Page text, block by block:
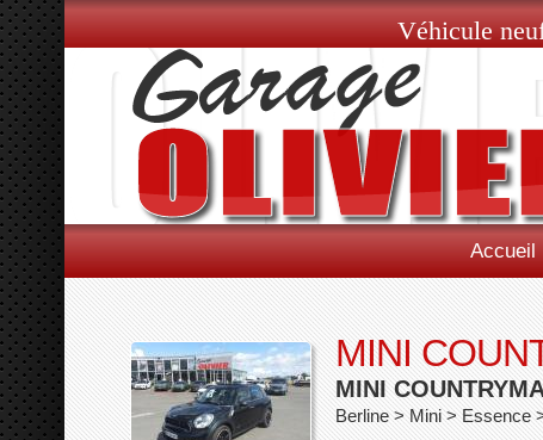
Véhicule
Accueil
MINI
MINI
Berline > Mini > Essence